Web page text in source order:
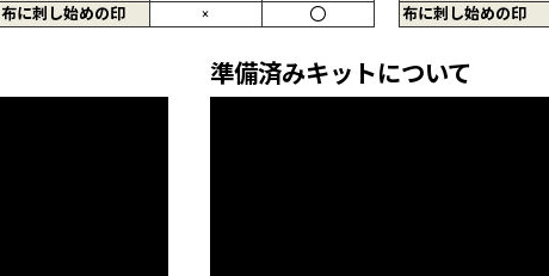
布に刺し始めの印 × 〇 布に刺し始めの印
準備済みキットについて